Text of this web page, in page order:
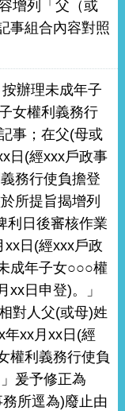
增列「父（或
事組合內容對照
辦理未成年子
女權利義務行
事；在父(母或
日(經xxx戶政事
務行使負擔登
所提旨揭增列
利日後審核作業
xx日(經xxx戶政
成年子女○○○權
xx日申登)。」
對人父(或母)姓
年xx月xx日(經
權利義務行使負
爰予修正為
務所逕為)廢止由